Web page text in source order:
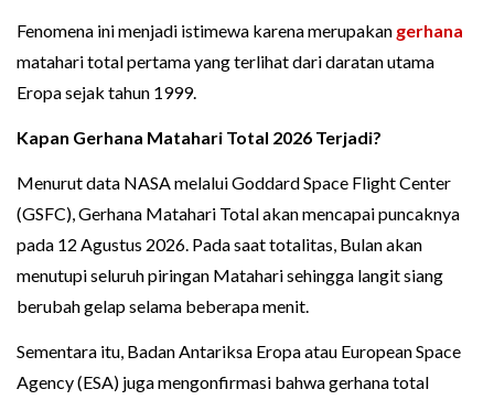
Fenomena ini menjadi istimewa karena merupakan gerhana
matahari total pertama yang terlihat dari daratan utama
Eropa sejak tahun 1999.
Kapan Gerhana Matahari Total 2026 Terjadi?
Menurut data NASA melalui Goddard Space Flight Center
(GSFC), Gerhana Matahari Total akan mencapai puncaknya
pada 12 Agustus 2026. Pada saat totalitas, Bulan akan
menutupi seluruh piringan Matahari sehingga langit siang
berubah gelap selama beberapa menit.
Sementara itu, Badan Antariksa Eropa atau European Space
Agency (ESA) juga mengonfirmasi bahwa gerhana total